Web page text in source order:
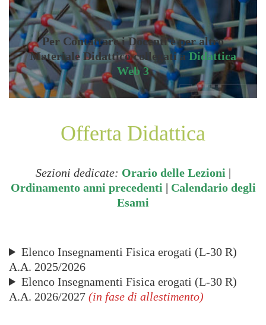
Per Contattare i Docenti e per altro
Materiale Didattico collegati a Didattica
Web 3
Offerta Didattica
Sezioni dedicate: Orario delle Lezioni |
Ordinamento anni precedenti | Calendario degli
Esami
Elenco Insegnamenti Fisica erogati (L-30 R)
A.A. 2025/2026
Elenco Insegnamenti Fisica erogati (L-30 R)
A.A. 2026/2027 (in fase di allestimento)